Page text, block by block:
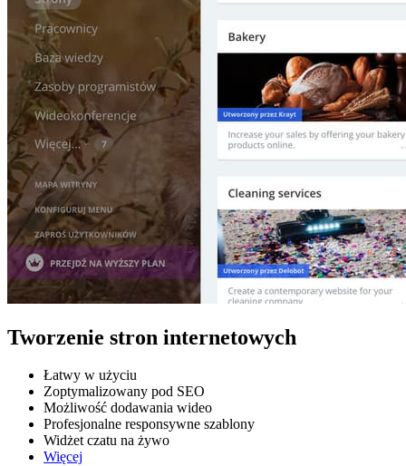
Tworzenie stron internetowych
Łatwy w użyciu
Zoptymalizowany pod SEO
Możliwość dodawania wideo
Profesjonalne responsywne szablony
Widżet czatu na żywo
Więcej